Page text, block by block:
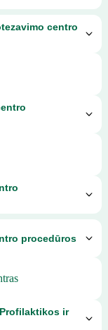
centro
procedūros
Profilaktikos ir